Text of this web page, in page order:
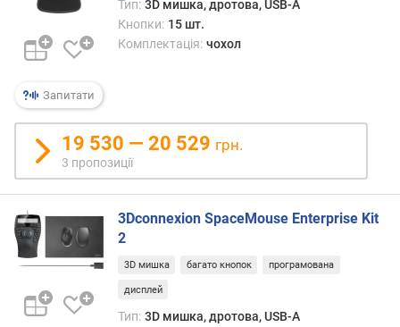
а
в
а
н
я
з
а
к
л
к
с
т
Запитати
Тип: 3D мишка, дротова, USB-A
Кнопки: 15 шт.
Комплектація: чохол
19 530 — 20 529 грн.
3 пропозиції
3Dconnexion SpaceMouse Enterprise Kit
2
3D мишка багато кнопок програмована
дисплей
Тип: 3D мишка, дротова, USB-A